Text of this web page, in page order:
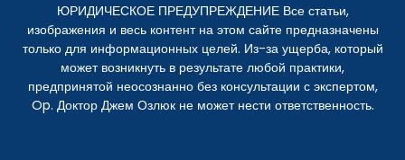
ЮРИДИЧЕСКОЕ ПРЕДУПРЕЖДЕНИЕ Все статьи,
изображения и весь контент на этом сайте предназначены
только для информационных целей. Из-за ущерба, который
может возникнуть в результате любой практики,
предпринятой неосознанно без консультации с экспертом,
Op. Доктор Джем Озлюк не может нести ответственность.